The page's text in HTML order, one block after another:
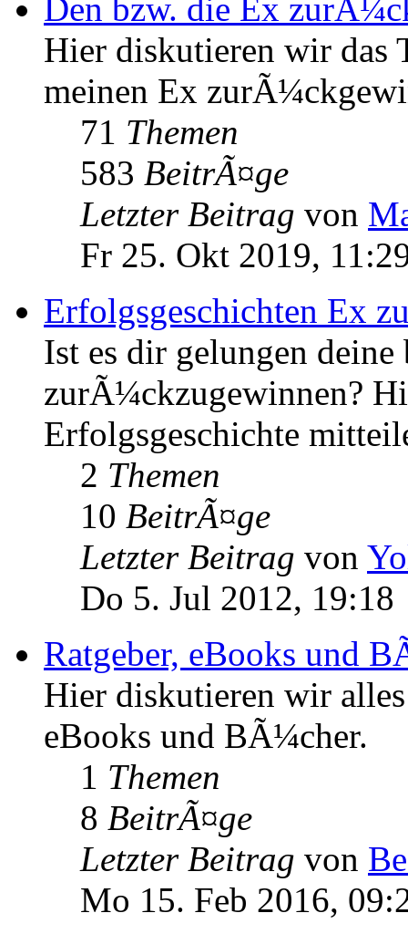
Den bzw. die Ex
Hier diskutieren wir das
meinen Ex
71 Themen
583 BeitrÃ¤ge
Letzter Beitrag von
Fr 25. Okt 2019,
Erfolgsgeschichten Ex
Ist es dir gelungen
zurÃ¼ckzugewinnen?
Erfolgsgeschichte
2 Themen
10 BeitrÃ¤ge
Letzter Beitrag von
Do 5. Jul 2012, 19:18
Ratgeber, eBooks und
Hier diskutieren wir
eBooks und BÃ¼cher.
1 Themen
8 BeitrÃ¤ge
Letzter Beitrag von
Mo 15. Feb 2016,